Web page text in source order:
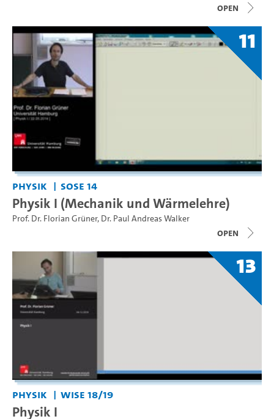
open
11
Physik SoSe 14
Physik I (Mechanik und Wärmelehre)
Prof. Dr. Florian Grüner, Dr. Paul Andreas Walker
open
13
Physik WiSe 18/19
Physik I